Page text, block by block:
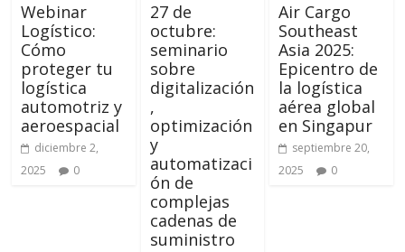
Webinar
Logístico:
Cómo
proteger tu
logística
automotriz y
aeroespacial
diciembre 2,
2025
0
27 de
octubre:
seminario
sobre
digitalización
,
optimización
y
automatizaci
ón de
complejas
cadenas de
suministro
Air Cargo
Southeast
Asia 2025:
Epicentro de
la logística
aérea global
en Singapur
septiembre 20,
2025
0